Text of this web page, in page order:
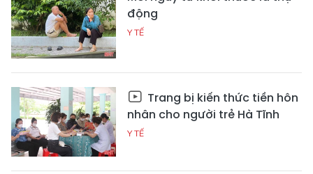
động
Y TẾ
Trang bị kiến thức tiền hôn
nhân cho người trẻ Hà Tĩnh
Y TẾ